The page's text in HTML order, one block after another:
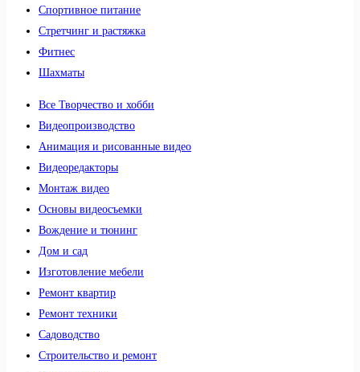
Спортивное питание
Стретчинг и растяжка
Фитнес
Шахматы
Все Творчество и хобби
Видеопроизводство
Анимация и рисованные видео
Видеоредакторы
Монтаж видео
Основы видеосъемки
Вождение и тюнинг
Дом и сад
Изготовление мебели
Ремонт квартир
Ремонт техники
Садоводство
Строительство и ремонт